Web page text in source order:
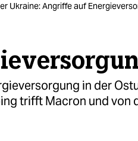
Ukraine: Angriffe auf
in der
trifft Macron und von